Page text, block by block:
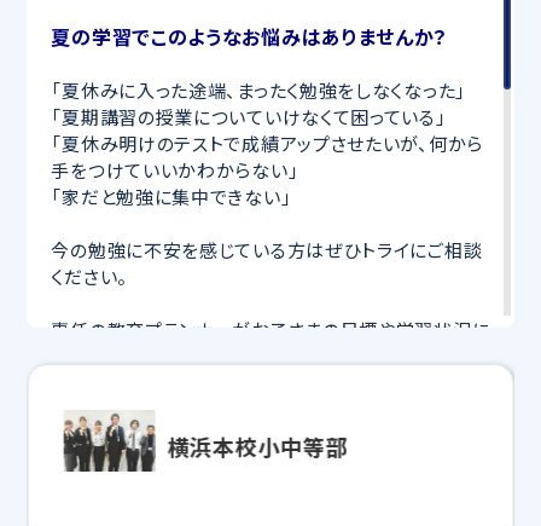
夏の学習でこのようなお悩みはありませんか？
「夏休みに入った途端、まったく勉強をしなくなった」
「夏期講習の授業についていけなくて困っている」
「夏休み明けのテストで成績アップさせたいが、何から
手をつけていいかわからない」
「家だと勉強に集中できない」
今の勉強に不安を感じている方はぜひトライにご相談
ください。
専任の教育プランナーがお子さまの目標や学習状況に
寧に教えてくれるから、効率良く成績アップを目指せま
す！
さらに、授業日以外も利用できる「自習スペース」
横浜本校小中等部